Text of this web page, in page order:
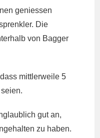
geniessen
Die
von Bagger
mittlerweile 5
gut an,
zu haben.